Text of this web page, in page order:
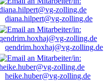
diana.hilpert@vg-zolling.de
qendrim.hoxhaj@vg-zolling.de
heike.huber@vg-zolling.de